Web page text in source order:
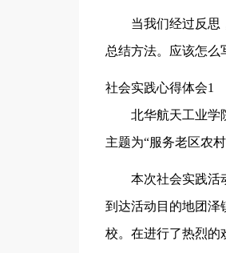
当我们经过反思
总结方法。应该怎么
社会实践心得体会1
北华航天工业学
主题为“服务老区农
本次社会实践活
到达活动目的地团泽
校。在进行了热烈的